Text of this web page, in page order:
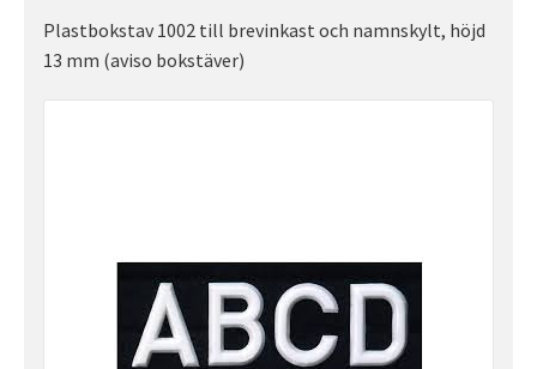
Plastbokstav 1002 till brevinkast och namnskylt, höjd
13 mm (aviso bokstäver)